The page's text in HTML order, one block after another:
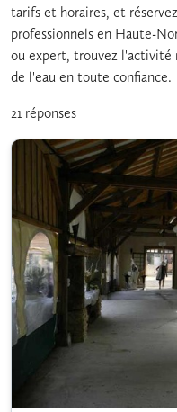
tarifs et horaires, et
professionnels en Haute-
ou expert, trouvez l'activité
de l'eau en toute confiance.
21 réponses